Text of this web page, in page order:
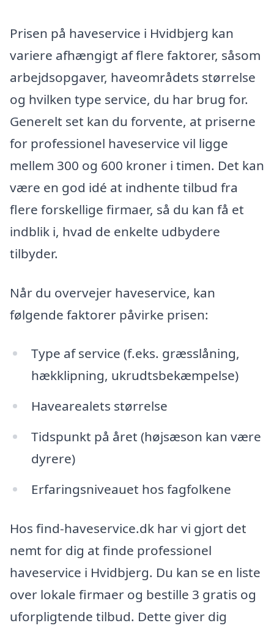
Prisen på haveservice i Hvidbjerg kan
variere afhængigt af flere faktorer, såsom
arbejdsopgaver, haveområdets størrelse
og hvilken type service, du har brug for.
Generelt set kan du forvente, at priserne
for professionel haveservice vil ligge
mellem 300 og 600 kroner i timen. Det kan
være en god idé at indhente tilbud fra
flere forskellige firmaer, så du kan få et
indblik i, hvad de enkelte udbydere
tilbyder.
Når du overvejer haveservice, kan
følgende faktorer påvirke prisen:
Type af service (f.eks. græsslåning,
hækklipning, ukrudtsbekæmpelse)
Havearealets størrelse
Tidspunkt på året (højsæson kan være
dyrere)
Erfaringsniveauet hos fagfolkene
Hos find-haveservice.dk har vi gjort det
nemt for dig at finde professionel
haveservice i Hvidbjerg. Du kan se en liste
over lokale firmaer og bestille 3 gratis og
uforpligtende tilbud. Dette giver dig